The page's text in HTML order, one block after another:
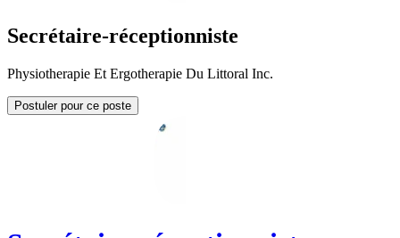
Secrétaire-réceptionniste
Physiotherapie Et Ergotherapie Du Littoral Inc.
Postuler pour ce poste